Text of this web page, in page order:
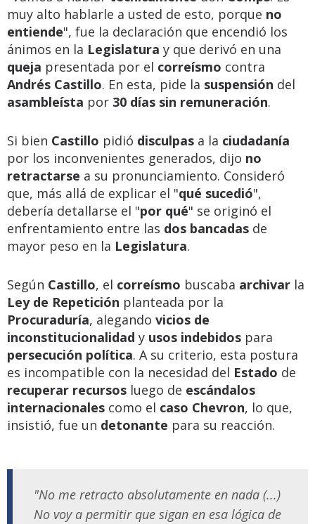
muy alto hablarle a usted de esto, porque no
entiende", fue la declaración que encendió los
ánimos en la Legislatura y que derivó en una
queja presentada por el correísmo contra
Andrés Castillo. En esta, pide la suspensión del
asambleísta por 30 días sin remuneración.
Si bien Castillo pidió disculpas a la ciudadanía
por los inconvenientes generados, dijo no
retractarse a su pronunciamiento. Consideró
que, más allá de explicar el "qué sucedió",
debería detallarse el "por qué" se originó el
enfrentamiento entre las dos bancadas de
mayor peso en la Legislatura.
Según Castillo, el correísmo buscaba archivar la
Ley de Repetición planteada por la
Procuraduría, alegando vicios de
inconstitucionalidad y usos indebidos para
persecución política. A su criterio, esta postura
es incompatible con la necesidad del Estado de
recuperar recursos luego de escándalos
internacionales como el caso Chevron, lo que,
insistió, fue un detonante para su reacción.
"No me retracto absolutamente en nada (...)
No voy a permitir que sigan en esa lógica de